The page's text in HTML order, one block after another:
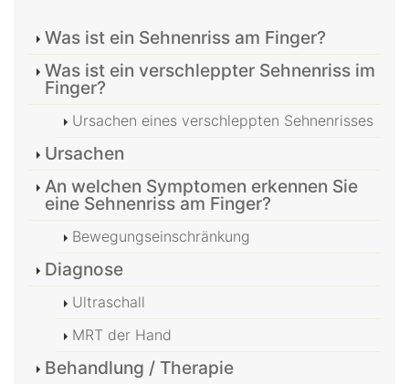
Was ist ein Sehnenriss am Finger?
Was ist ein verschleppter Sehnenriss im
Finger?
Ursachen eines verschleppten Sehnenrisses
Ursachen
An welchen Symptomen erkennen Sie
eine Sehnenriss am Finger?
Bewegungseinschränkung
Diagnose
Ultraschall
MRT der Hand
Behandlung / Therapie